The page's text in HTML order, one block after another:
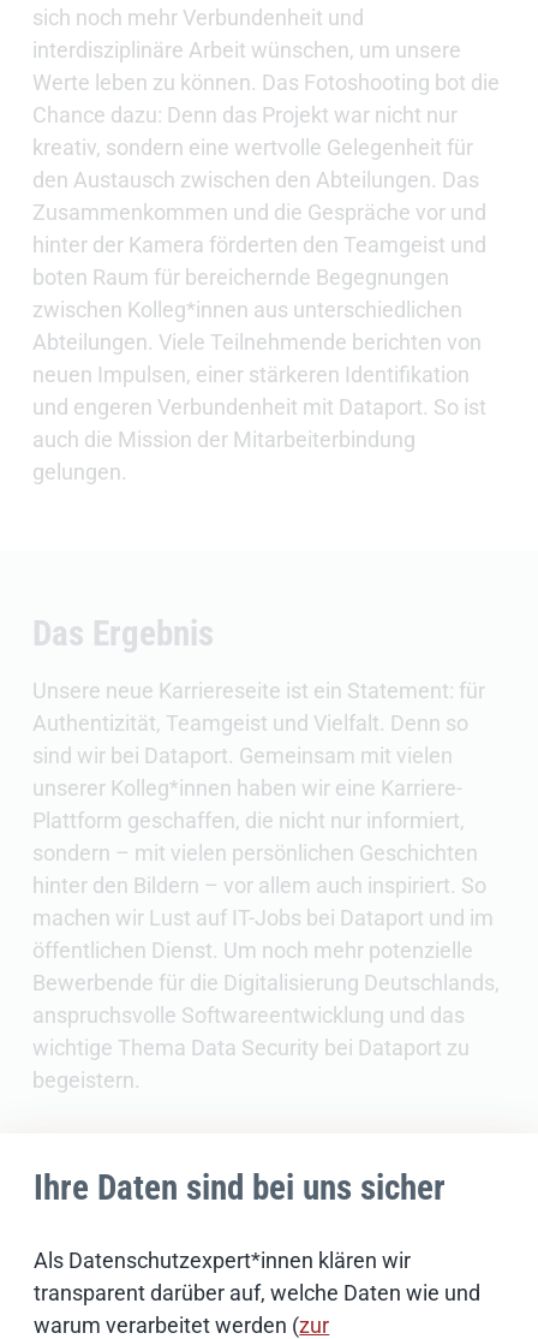
Ihre Daten sind bei uns sicher
Als Datenschutzexpert*innen klären wir
transparent darüber auf, welche Daten wie und
warum verarbeitet werden (zur
sich noch mehr Verbundenheit und
interdisziplinäre Arbeit wünschen, um unsere
Werte leben zu können. Das Fotoshooting bot die
Chance dazu: Denn das Projekt war nicht nur
kreativ, sondern eine wertvolle Gelegenheit für
den Austausch zwischen den Abteilungen. Das
Zusammenkommen und die Gespräche vor und
hinter der Kamera förderten den Teamgeist und
boten Raum für bereichernde Begegnungen
zwischen Kolleg*innen aus unterschiedlichen
Abteilungen. Viele Teilnehmende berichten von
neuen Impulsen, einer stärkeren Identifikation
und engeren Verbundenheit mit Dataport. So ist
auch die Mission der Mitarbeiterbindung
gelungen.
Das Ergebnis
Unsere neue Karriereseite ist ein Statement: für
Authentizität, Teamgeist und Vielfalt. Denn so
sind wir bei Dataport. Gemeinsam mit vielen
unserer Kolleg*innen haben wir eine Karriere-
Plattform geschaffen, die nicht nur informiert,
sondern – mit vielen persönlichen Geschichten
hinter den Bildern – vor allem auch inspiriert. So
machen wir Lust auf IT-Jobs bei Dataport und im
öffentlichen Dienst. Um noch mehr potenzielle
Bewerbende für die Digitalisierung Deutschlands,
anspruchsvolle Softwareentwicklung und das
wichtige Thema Data Security bei Dataport zu
begeistern.
Das könnte Sie auch
interessieren